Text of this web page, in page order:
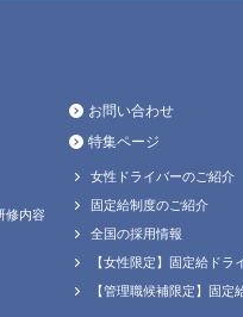
修内容
お問い合わせ
特集ページ
女性ドライバーのご紹介
固定給制度のご紹介
全国の採用情報
【女性限定】固定給ドラ
【管理職候補限定】固定